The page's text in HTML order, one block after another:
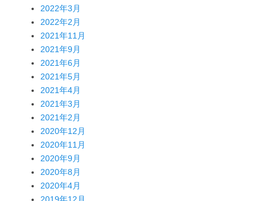
2022年3月
2022年2月
2021年11月
2021年9月
2021年6月
2021年5月
2021年4月
2021年3月
2021年2月
2020年12月
2020年11月
2020年9月
2020年8月
2020年4月